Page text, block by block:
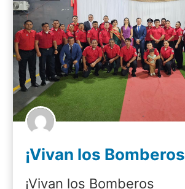
¡Vivan los Bomberos
¡Vivan los Bomberos